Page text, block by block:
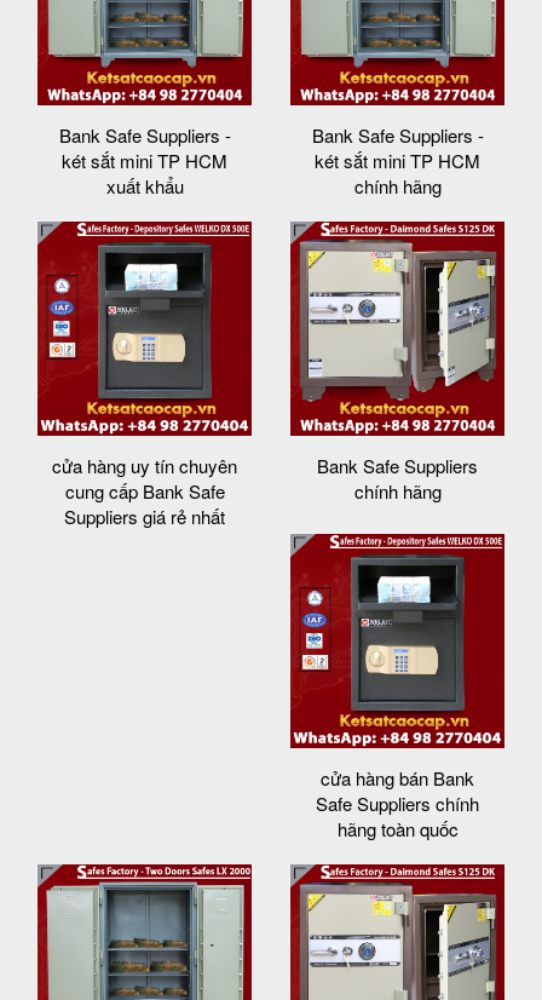
Bank Safe Suppliers -
két sắt mini TP HCM
xuất khẩu
Bank Safe Suppliers -
két sắt mini TP HCM
chính hãng
cửa hàng uy tín chuyên
cung cấp Bank Safe
Suppliers giá rẻ nhất
Bank Safe Suppliers
chính hãng
cửa hàng bán Bank
Safe Suppliers chính
hãng toàn quốc